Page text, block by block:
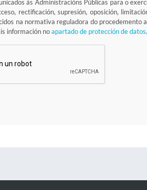
ás Administracións Públicas para o
rectificación, supresión, oposición,
na normativa reguladora do procedemento
información noapartado de protección de datos.